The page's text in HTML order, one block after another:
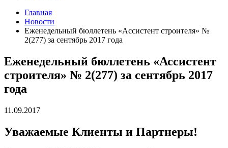
Главная
Новости
Еженедельный бюллетень «Ассистент строителя» №
2(277) за сентябрь 2017 года
Еженедельный бюллетень «Ассистент
строителя» № 2(277) за сентябрь 2017
года
11.09.2017
Уважаемые Клиенты и Партнеры!